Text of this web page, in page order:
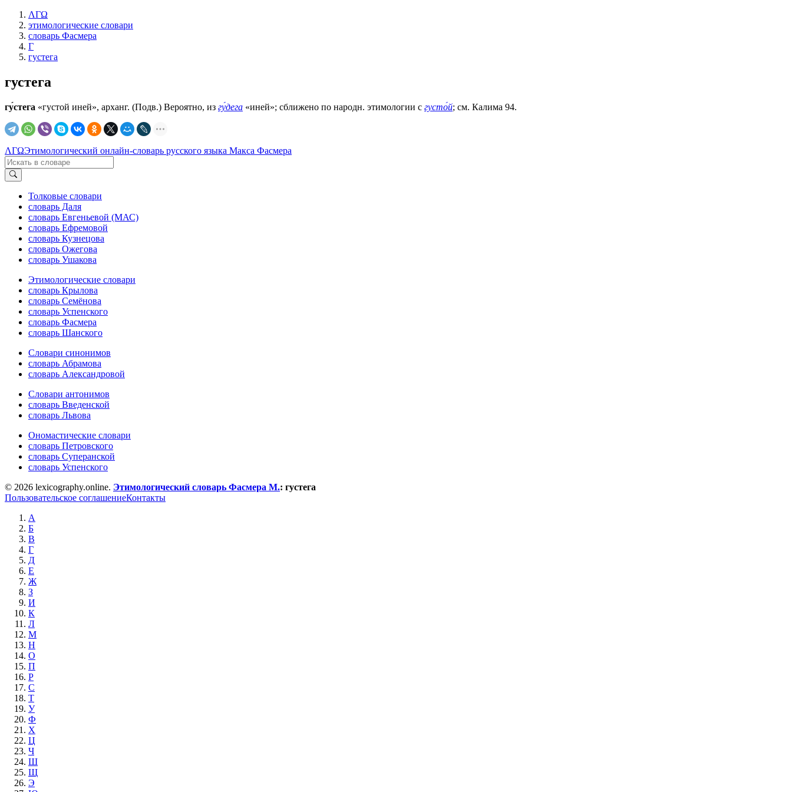
ΛΓΩ
этимологические словари
словарь Фасмера
Г
густега
густега
гу́стега «густой иней», арханг. (Подв.) Вероятно, из гу́дега «иней»; сближено по народн. этимологии с густо́й; см. Калима 94.
ΛΓΩЭтимологический онлайн-словарь русского языка Макса Фасмера
Толковые словари
словарь Даля
словарь Евгеньевой (МАС)
словарь Ефремовой
словарь Кузнецова
словарь Ожегова
словарь Ушакова
Этимологические словари
словарь Крылова
словарь Семёнова
словарь Успенского
словарь Фасмера
словарь Шанского
Словари синонимов
словарь Абрамова
словарь Александровой
Словари антонимов
словарь Введенской
словарь Львова
Ономастические словари
словарь Петровского
словарь Суперанской
словарь Успенского
© 2026 lexicography.online. Этимологический словарь Фасмера М.: густега
Пользовательское соглашениеКонтакты
А
Б
В
Г
Д
Е
Ж
З
И
К
Л
М
Н
О
П
Р
С
Т
У
Ф
Х
Ц
Ч
Ш
Щ
Э